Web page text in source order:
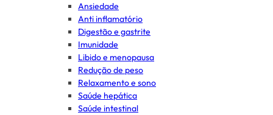
Ansiedade
Anti inflamatório
Digestão e gastrite
Imunidade
Libido e menopausa
Redução de peso
Relaxamento e sono
Saúde hepática
Saúde intestinal